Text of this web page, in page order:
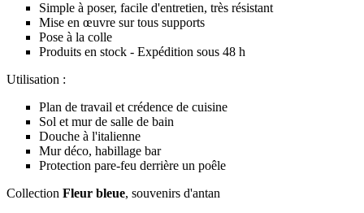
Simple à poser, facile d'entretien, très résistant
Mise en œuvre sur tous supports
Pose à la colle
Produits en stock - Expédition sous 48 h
Utilisation :
Plan de travail et crédence de cuisine
Sol et mur de salle de bain
Douche à l'italienne
Mur déco, habillage bar
Protection pare-feu derrière un poêle
Collection Fleur bleue, souvenirs d'antan